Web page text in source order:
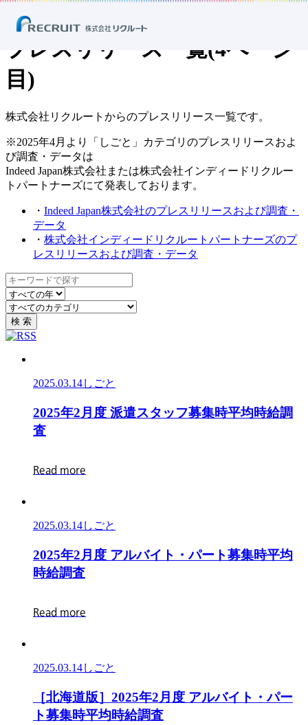
プレスリリース一覧(4ページ
目)
株式会社リクルートからのプレスリリース一覧です。
※2025年4月より「しごと」カテゴリのプレスリリースおよ
び調査・データは
Indeed Japan株式会社または株式会社インディードリクルー
トパートナーズにて発表しております。
・ Indeed Japan株式会社のプレスリリースおよび調査・
データ
・ 株式会社インディードリクルートパートナーズのプ
レスリリースおよび調査・データ
キ
ー
ワ
ー
ド
年
で
絞
り
カ
テ
ゴ
検 索
2025.03.14しごと
2025
年
度
ス
タ
ッ
集
均
時
給
2025年2月 度 派遣スタ ッフ募集時平均時給調
査
Read more
2025.03.14しごと
2025
年
度
バ
イ
ト・
2025年2月 度 アルバイ ト ・パー ト募集時平均
時給調査
Read more
2025.03.14しごと
［北
海
［北海道版］ 2025年2月 度 アルバイ ト ・パー
ト募集時平均時給調査